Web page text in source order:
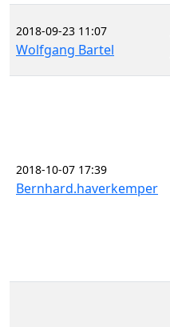
2018-09-23 11:07
Wolfgang Bartel
2018-10-07 17:39
Bernhard.haverkemper